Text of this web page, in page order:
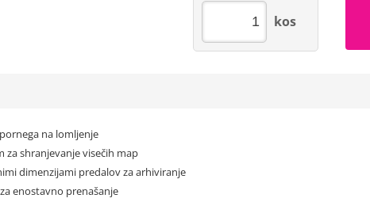
kos
na lomljenje
za shranjevanje visečih map
dimenzijami predalov za arhiviranje
enostavno prenašanje